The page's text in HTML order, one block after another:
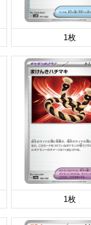
1枚
1枚